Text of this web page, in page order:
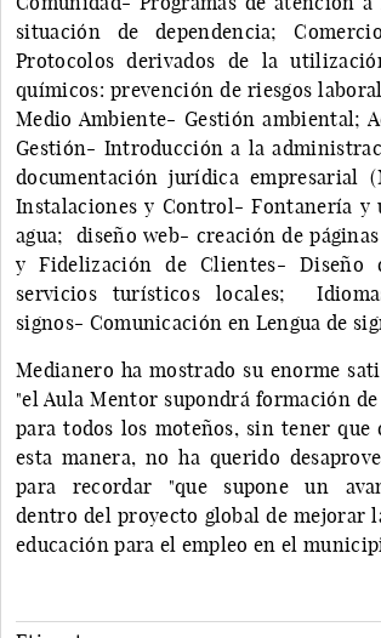
situación de dependencia;
Protocolos derivados de la
químicos: prevención de riesgos
Medio Ambiente- Gestión ambiental;
Gestión- Introducción a la
documentación jurídica empresarial
Instalaciones y Control- Fontanería y
agua; diseño web- creación de
y Fidelización de Clientes- Diseño
servicios turísticos locales;
signos- Comunicación en Lengua de
Medianero ha mostrado su enorme
"el Aula Mentor supondrá formación
para todos los moteños, sin tener que
esta manera, no ha querido
para recordar "que supone un
dentro del proyecto global de mejorar
educación para el empleo en el